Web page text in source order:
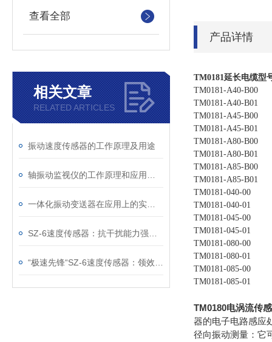
查看全部
相关文章
RELATED ARTICLES
振动速度传感器的工作原理及用途
产品详情
TM0181延长电缆型
TM0181-A40-B00
TM0181-A40-B01
TM0181-A45-B00
TM0181-A45-B01
TM0181-A80-B00
TM0181-A80-B01
TM0181-A85-B00
TM0181-A85-B01
TM0181-040-00
TM0181-040-01
TM0181-045-00
TM0181-045-01
TM0181-080-00
TM0181-080-01
TM0181-085-00
TM0181-085-01
TM0180电涡流传
器的电子电路感应
径向振动测量：它